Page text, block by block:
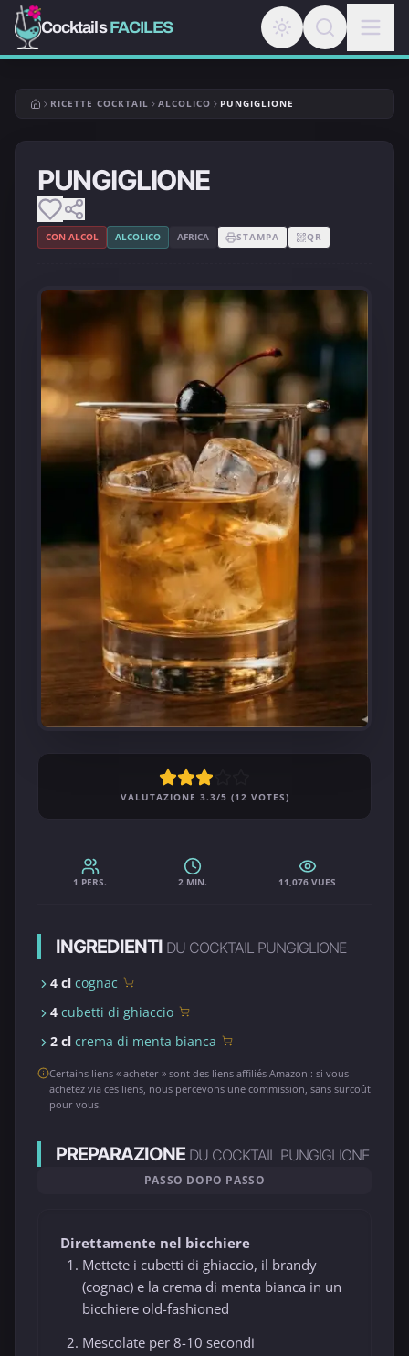
CocktailsFACILES
RICETTE COCKTAIL ALCOLICO PUNGIGLIONE
PUNGIGLIONE
CON ALCOL ALCOLICO AFRICA STAMPA QR
VALUTAZIONE 3.3/5 (12 VOTES)
1 PERS. 2 MIN. 11,076 VUES
INGREDIENTI DU COCKTAIL PUNGIGLIONE
4 cl cognac
4 cubetti di ghiaccio
2 cl crema di menta bianca
Certains liens « acheter » sont des liens affiliés Amazon : si vous
achetez via ces liens, nous percevons une commission, sans surcoût
pour vous.
PREPARAZIONE DU COCKTAIL PUNGIGLIONE
PASSO DOPO PASSO
Direttamente nel bicchiere
Mettete i cubetti di ghiaccio, il brandy
(cognac) e la crema di menta bianca in un
bicchiere old-fashioned
Mescolate per 8-10 secondi